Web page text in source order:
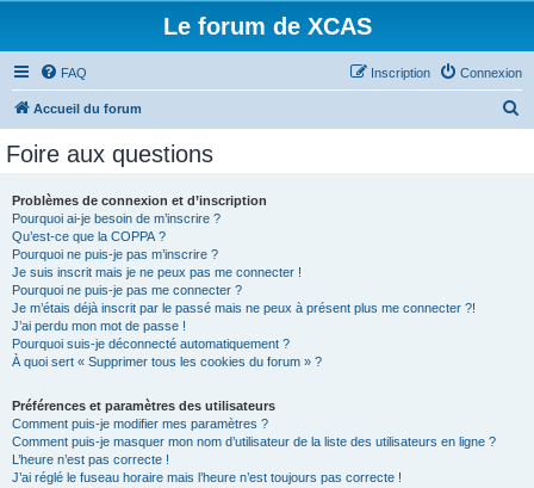
Le forum de XCAS
FAQ Connexion
Inscription
Accueil du forum
Foire aux questions
Problèmes de connexion et d’inscription
Pourquoi ai-je besoin de m’inscrire ?
Qu’est-ce que la COPPA ?
Pourquoi ne puis-je pas m’inscrire ?
Je suis inscrit mais je ne peux pas me connecter !
Pourquoi ne puis-je pas me connecter ?
Je m’étais déjà inscrit par le passé mais ne peux à présent plus me connecter ?!
J’ai perdu mon mot de passe !
Pourquoi suis-je déconnecté automatiquement ?
À quoi sert « Supprimer tous les cookies du forum » ?
Préférences et paramètres des utilisateurs
Comment puis-je modifier mes paramètres ?
Comment puis-je masquer mon nom d’utilisateur de la liste des utilisateurs en ligne ?
L’heure n’est pas correcte !
J’ai réglé le fuseau horaire mais l’heure n’est toujours pas correcte !